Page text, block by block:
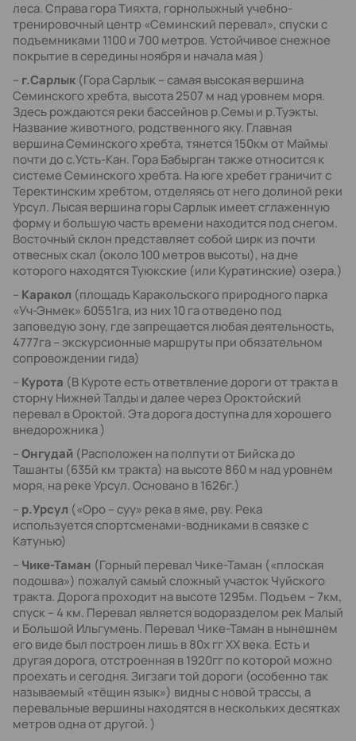
леса. Справа гора Тияхта, горнолыжный учебно-
тренировочный центр «Семинский перевал», спуски с
подъемниками 1100 и 700 метров. Устойчивое снежное
покрытие в середины ноября и начала мая )
– г.Сарлык (Гора Сарлык – самая высокая вершина
Семинского хребта, высота 2507 м над уровнем моря.
Здесь рождаются реки бассейнов р.Семы и р.Туэкты.
Название животного, родственного яку. Главная
вершина Семинского хребта, тянется 150км от Маймы
почти до с.Усть-Кан. Гора Бабырган также относится к
системе Семинского хребта. На юге хребет граничит с
Теректинским хребтом, отделяясь от него долиной реки
Урсул. Лысая вершина горы Сарлык имеет сглаженную
форму и большую часть времени находится под снегом.
Восточный склон представляет собой цирк из почти
отвесных скал (около 100 метров высоты), на дне
которого находятся Туюкские (или Куратинские) озера.)
– Каракол (площадь Каракольского природного парка
«Уч-Энмек» 60551га, из них 10 га отведено под
заповедую зону, где запрещается любая деятельность,
4777га – экскурсионные маршруты при обязательном
сопровождении гида)
– Курота (В Куроте есть ответвление дороги от тракта в
сторну Нижней Талды и далее через Ороктойский
перевал в Ороктой. Эта дорога доступна для хорошего
внедорожника )
–Онгудай (Расположен на полпути от Бийска до
Ташанты (635й км тракта) на высоте 860 м над уровнем
моря, на реке Урсул. Основано в 1626г.)
– р.Урсул («Оро – суу» река в яме, рву. Река
используется спортсменами-водниками в связке с
Катунью)
– Чике-Таман (Горный перевал Чике-Таман («плоская
подошва») пожалуй самый сложный участок Чуйского
тракта. Дорога проходит на высоте 1295м. Подъем – 7км,
спуск – 4 км. Перевал является водоразделом рек Малый
и Большой Ильгумень. Перевал Чике-Таман в нынешнем
его виде был построен лишь в 80х гг ХХ века. Есть и
другая дорога, отстроенная в 1920гг по которой можно
проехать и сегодня. Зигзаги той дороги (особенно так
называемый «тёщин язык») видны с новой трассы, а
перевальные вершины находятся в нескольких десятках
метров одна от другой. )